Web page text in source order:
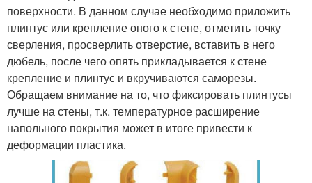
поверхности. В данном случае необходимо приложить
плинтус или крепление оного к стене, отметить точку
сверления, просверлить отверстие, вставить в него
дюбель, после чего опять прикладывается к стене
крепление и плинтус и вкручиваются саморезы.
Обращаем внимание на то, что фиксировать плинтусы
лучше на стены, т.к. температурное расширение
напольного покрытия может в итоге привести к
деформации пластика.